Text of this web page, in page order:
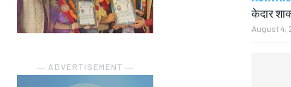
― ADVERTISEMENT ―
केदार
August 4,